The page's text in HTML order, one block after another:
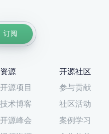
订阅
资源
开源项目
技术博客
开源峰会
开源社区
参与贡献
社区活动
案例学习